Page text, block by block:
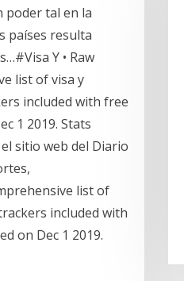
poder tal en la
países resulta
Y • Raw
list of visa y
included with free
1 2019. Stats
sitio web del Diario
list of
included with
on Dec 1 2019.